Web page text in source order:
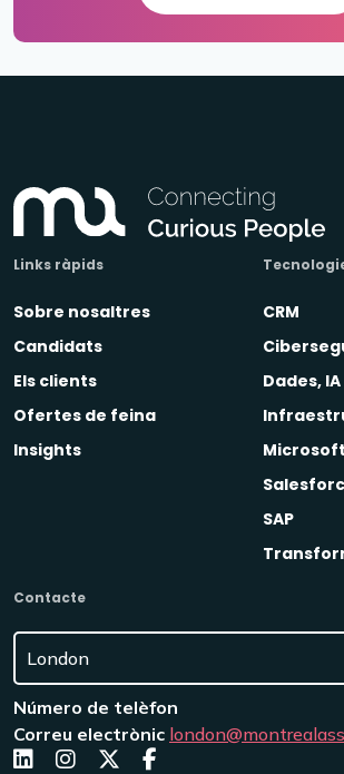
Links ràpids
Sobre nosaltres
Candidats
Els clients
Ofertes de feina
Insights
CRM
Dades,
Microsoft
SAP
Contacte
Número de telèfon
Correu electrònic